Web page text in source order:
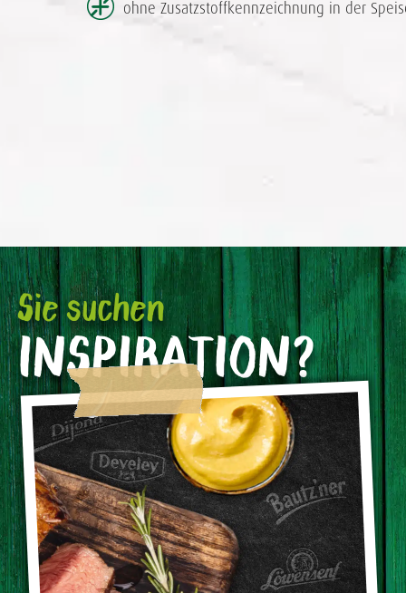
ohne Zusatzstoff­kennzeichnung in der
Sie suchen
INSPIRATION?